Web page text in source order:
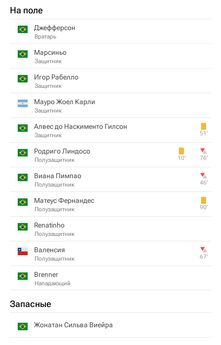
На поле
Джефферсон
Вратарь
Марсиньо
Защитник
Игор Рабелло
Защитник
Мауро Жоел Карли
Защитник
Алвес до Наскименто Гилсон
Защитник 51‎’‎
Родриго Линдосо
Полузащитник 10‎’‎ 76‎’‎
Виана Пимпао
Полузащитник 46‎’‎
Матеус Фернандес
Полузащитник 90‎’‎
Renatinho
Полузащитник
Валенсия
Полузащитник 67‎’‎
Brenner
Нападающий
Запасные
Жонатан Сильва Виейра